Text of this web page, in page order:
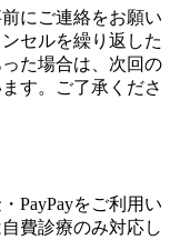
にご連絡をお願い
セルを繰り返した
た場合は、次回の
す。ご了承くださ
PayPayをご利用い
費診療のみ対応し